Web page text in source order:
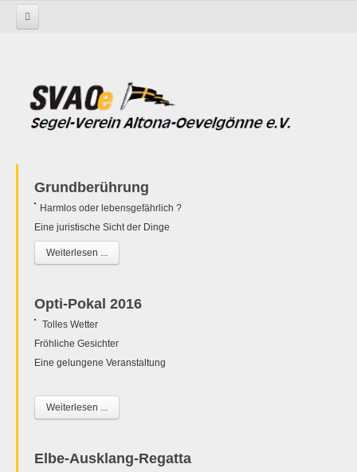
Grundberührung
Harmlos oder lebensgefährlich ?
Eine juristische Sicht der Dinge
Weiterlesen ...
Opti-Pokal 2016
Tolles Wetter
Fröhliche Gesichter
Eine gelungene Veranstaltung
Weiterlesen ...
Elbe-Ausklang-Regatta